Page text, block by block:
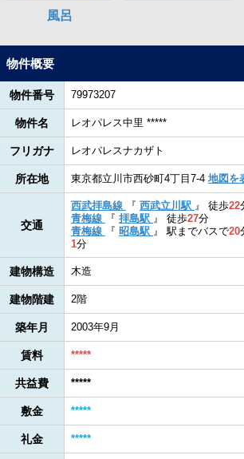
物件概要
物件番号 79973207
物件名 レオパレス中里 *****
フリガナ レオパレスナカザト
所在地 東京都立川市西砂町4丁目7-4 地図を
交通
西武拝島線 『 西武立川駅 』 徒歩22
青梅線
『 拝島駅 』 徒歩27分
青梅線
『 昭島駅 』 駅までバスで20
1分
建物構造 木造
建物階建 2階
築年月 2003年9月
賃料 *****
共益費 *****
敷金 *****
礼金 *****